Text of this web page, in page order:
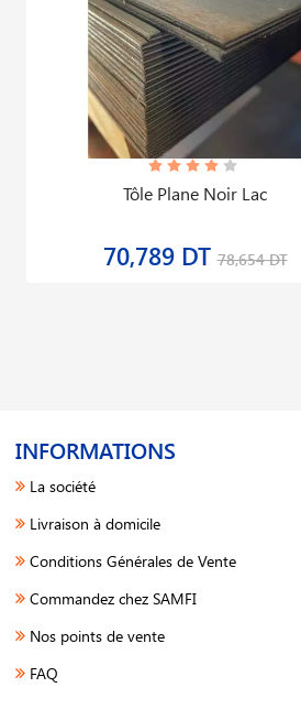
Tôle Plane Noir Lac
70,789 DT78,654 DT
INFORMATIONS
La société
Livraison à domicile
Conditions Générales de Vente
Commandez chez SAMFI
Nos points de vente
FAQ